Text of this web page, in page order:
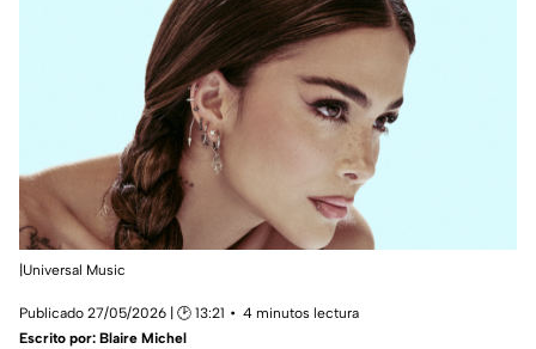
|Universal Music
Publicado 27/05/2026 | 🕑 13:21
4 minutos lectura
Escrito por: Blaire Michel